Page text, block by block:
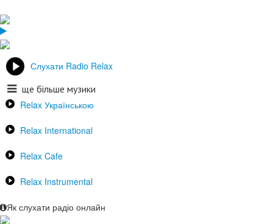
Слухати Radio Relax
ще більше музики
Relax Українською
Relax International
Relax Cafe
Relax Instrumental
Як слухати радіо онлайн